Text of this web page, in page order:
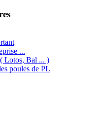
...
Lotos, Bal ... )
poules de PL